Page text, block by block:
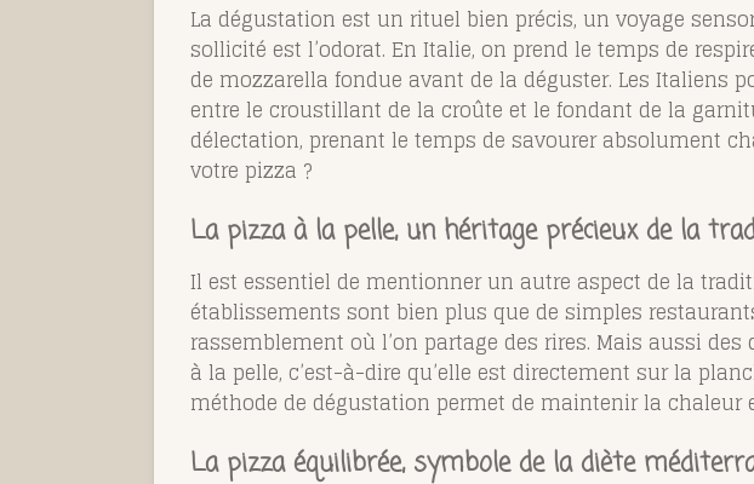
La dégustation est un rituel bien précis, un voyage
sollicité est l’odorat. En Italie, on prend le temps de
de mozzarella fondue avant de la déguster. Les
entre le croustillant de la croûte et le fondant de la
délectation, prenant le temps de savourer absolument
votre pizza ?
La pizza à la pelle, un héritage précieux de la
Il est essentiel de mentionner un autre aspect de la
établissements sont bien plus que de simples
rassemblement où l’on partage des rires. Mais aussi
à la pelle, c’est-à-dire qu’elle est directement sur la
méthode de dégustation permet de maintenir la
La pizza équilibrée, symbole de la diète